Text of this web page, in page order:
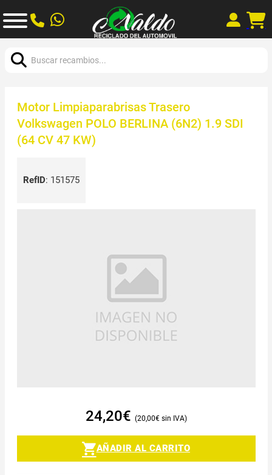
Motor Limpiaparabrisas Trasero
Volkswagen POLO BERLINA (6N2) 1.9 SDI
(64 CV 47 KW)
RefID: 151575
24,20€ 20,00€
AÑADIR AL CARRITO